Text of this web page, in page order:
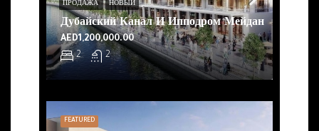
Дубайский Канал И Ипподром Мейдан
2 2
AED1,200,000.00
ПРОДАЖА НОВЫЙ
FEATURED